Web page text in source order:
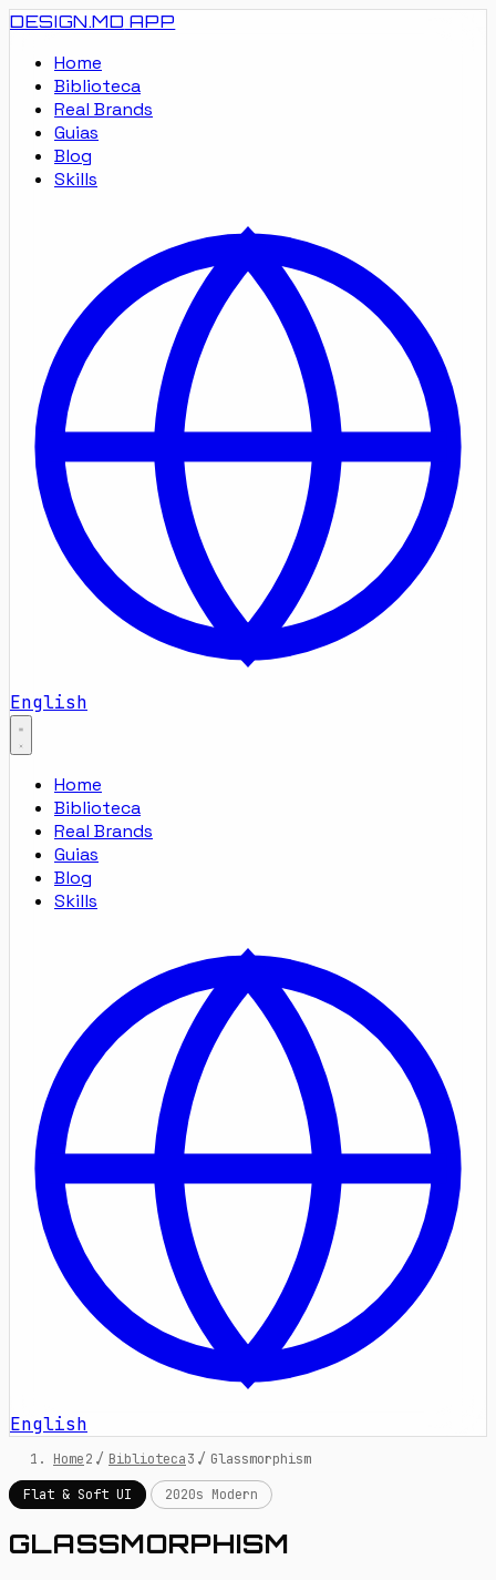
DESIGN.MD APP
Home
Biblioteca
Real Brands
Guias
Blog
Skills
English
Home
Biblioteca
Real Brands
Guias
Blog
Skills
English
Home / Biblioteca / Glassmorphism
Flat & Soft UI
2020s Modern
GLASSMORPHISM